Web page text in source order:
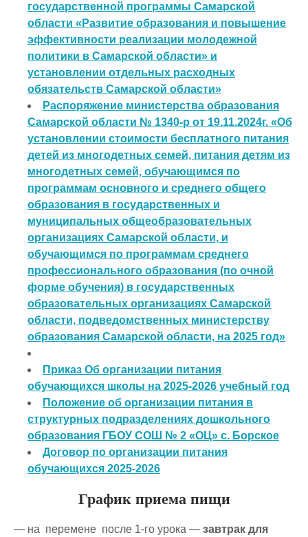
государственной программы Самарской
области «Развитие образования и повышение
эффективности реализации молодежной
политики в Самарской области» и
установлении отдельных расходных
обязательств Самарской области»
Распоряжение министерства образования
Самарской области № 1340-р от 19.11.2024г. «Об
установлении стоимости бесплатного питания
детей из многодетных семей, питания детям из
многодетных семей, обучающимся по
программам основного и среднего общего
образования в государственных и
муниципальных общеобразовательных
организациях Самарской области, и
обучающимся по программам среднего
профессионального образования (по очной
форме обучения) в государственных
образовательных организациях Самарской
области, подведомственных министерству
образования Самарской области, на 2025 год»
Приказ Об организации питания
обучающихся школы на 2025-2026 учебный год
Положение об организации питания в
структурных подразделениях дошкольного
образования ГБОУ СОШ № 2 «ОЦ» с. Борское
Договор по организации питания
обучающихся 2025-2026
График приема пищи
— на перемене после 1-го урока — завтрак для